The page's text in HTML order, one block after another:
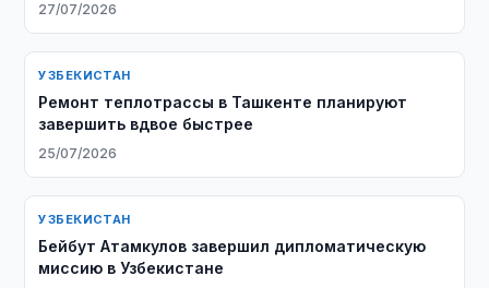
27/07/2026
УЗБЕКИСТАН
Ремонт теплотрассы в Ташкенте планируют
завершить вдвое быстрее
25/07/2026
УЗБЕКИСТАН
Бейбут Атамкулов завершил дипломатическую
миссию в Узбекистане